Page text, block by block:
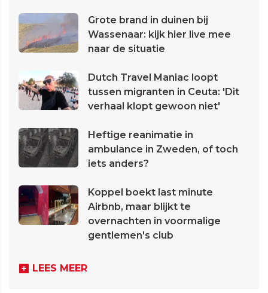
Grote brand in duinen bij
Wassenaar: kijk hier live mee
naar de situatie
Dutch Travel Maniac loopt
tussen migranten in Ceuta: 'Dit
verhaal klopt gewoon niet'
Heftige reanimatie in
ambulance in Zweden, of toch
iets anders?
Koppel boekt last minute
Airbnb, maar blijkt te
overnachten in voormalige
gentlemen's club
LEES MEER